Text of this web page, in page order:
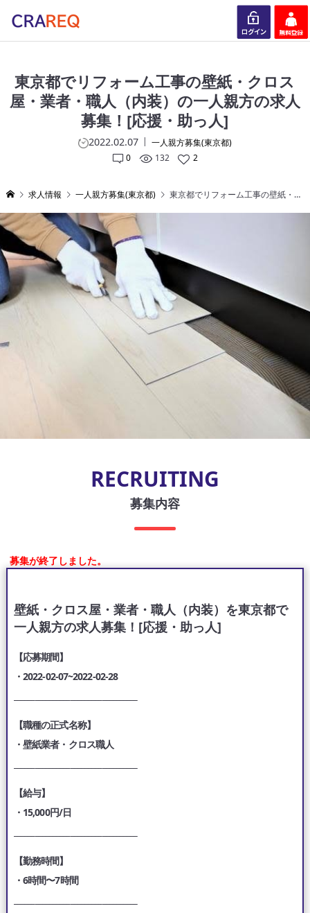
東京都でリフォーム工事の壁紙・クロス
屋・業者・職人（内装）の一人親方の求人
募集！[応援・助っ人]
2022.02.07
一人親方募集(東京都)
0
132 2
求人情報 一人親方募集(東京都) 東京都でリフォーム工事の壁紙・クロス屋・業者・職人（内装）の一人親方の求人募集！[応援・助っ人]
RECRUITING
募集内容
募集が終了しました。
壁紙・クロス屋・業者・職人（内装）を東京都で
一人親方の求人募集！[応援・助っ人]
【応募期間】
・2022-02-07~2022-02-28
【職種の正式名称】
・壁紙業者・クロス職人
【給与】
・15,000円/日
【勤務時間】
・6時間〜7時間